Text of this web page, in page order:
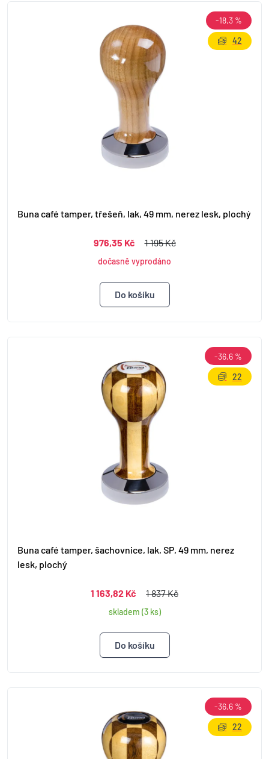
Buna café tamper, třešeň, lak, 49 mm, nerez lesk, plochý
976,35 Kč 1 195 Kč
dočasně vyprodáno
-18,3 %
42
Buna café tamper, šachovnice, lak, SP, 49 mm, nerez
lesk, plochý
1 163,82 Kč 1 837 Kč
skladem (3 ks)
-36,6 %
22
-36,6 %
22